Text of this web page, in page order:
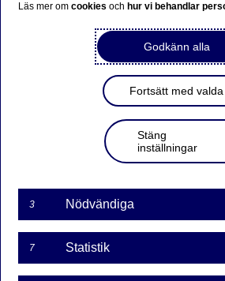
Emerging ex
Sustainable
ISIN-kod: LU2621829089|Faktablad
(opens in new window)
(opens
Läs mer omcookiesoch hur vi behandlar
Godkänn alla
Fortsätt med valda
Stäng
inställningar
3 Nödvändiga
7 Statistik